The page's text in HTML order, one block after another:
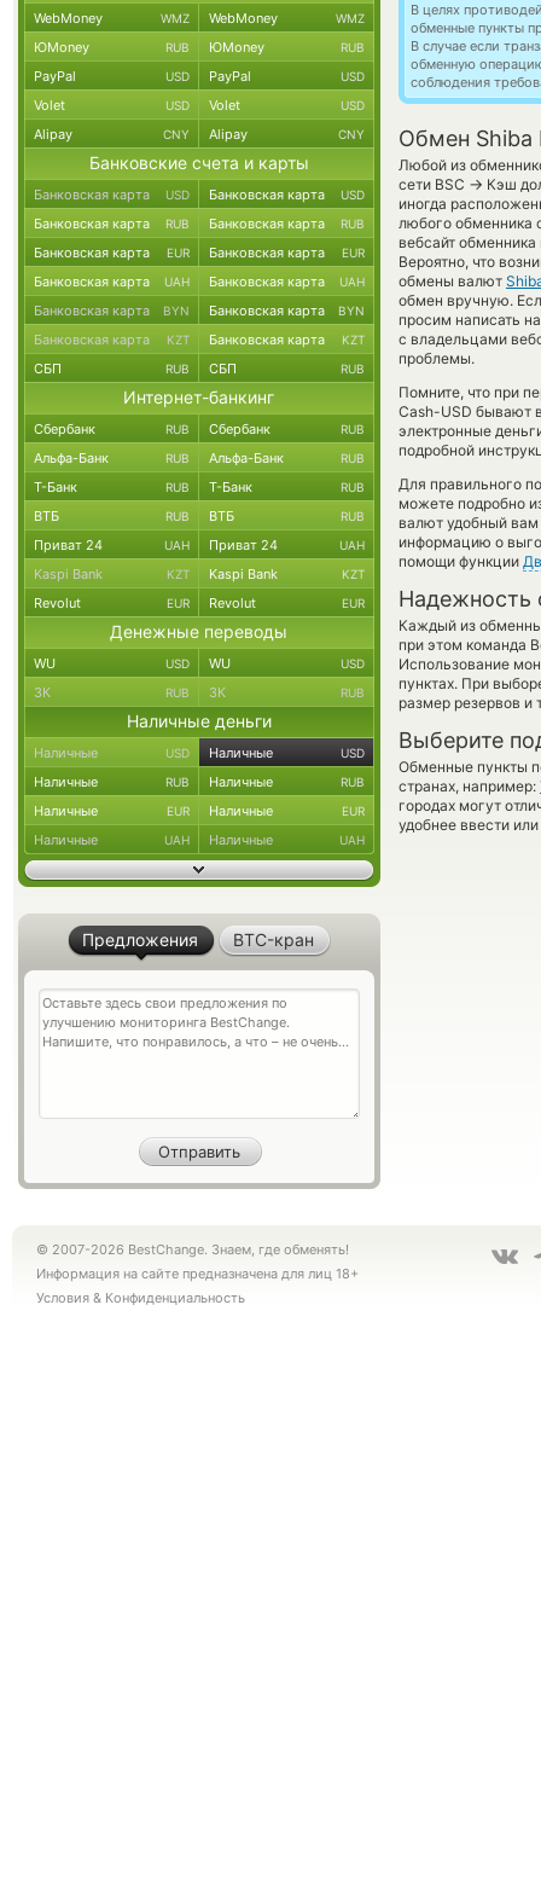
В целях
обменные пункты
В случае если
обменную
соблюдения
Обмен Shiba
Любой из
сети BSC → Кэш
иногда
любого обменника
вебсайт
Вероятно, что
обмены валют
обмен вручную.
просим написать
с владельцами
проблемы.
Помните, что при
Cash-USD бывают
электронные
подробной
Для правильного
можете подробно
валют удобный вам
информацию о
помощи функции
Надежность
Каждый из
при этом команда
Использование
пунктах. При
размер резервов и
Выберите
Обменные пункты
странах, например:
городах могут
удобнее ввести
WebMoney WMZ WebMoney WMZ
ЮMoney RUB ЮMoney RUB
PayPal USD PayPal USD
Volet USD Volet USD
Alipay CNY Alipay CNY
Банковские счета и карты
Банковская карта USD Банковская карта USD
Банковская карта RUB Банковская карта RUB
Банковская карта EUR Банковская карта EUR
Банковская карта UAH Банковская карта UAH
Банковская карта BYN Банковская карта BYN
Банковская карта KZT Банковская карта KZT
СБП RUB СБП RUB
Интернет-банкинг
Сбербанк RUB Сбербанк RUB
Альфа-Банк RUB Альфа-Банк RUB
Т-Банк RUB Т-Банк RUB
ВТБ RUB ВТБ RUB
Приват 24 UAH Приват 24 UAH
Kaspi Bank KZT Kaspi Bank KZT
Revolut EUR Revolut EUR
Денежные переводы
WU USD WU USD
ЗК RUB ЗК RUB
Наличные деньги
Наличные USD Наличные USD
Наличные RUB Наличные RUB
Наличные EUR Наличные EUR
Наличные UAH Наличные UAH
Предложения BTC-кран
© 2007-2026 BestChange. Знаем, где обменять!
Информация на сайте предназначена для лиц 18+
Условия & Конфиденциальность